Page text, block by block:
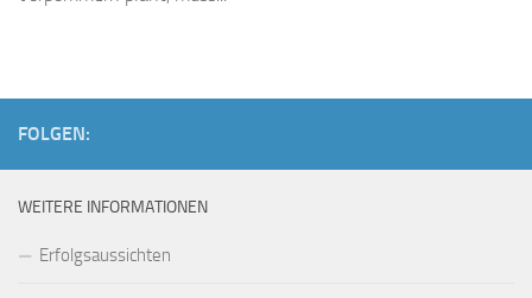
FOLGEN:
WEITERE INFORMATIONEN
Erfolgsaussichten